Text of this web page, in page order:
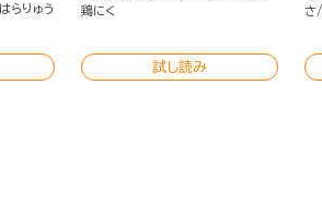
らりゅう
鶏にく
試し読み
さ